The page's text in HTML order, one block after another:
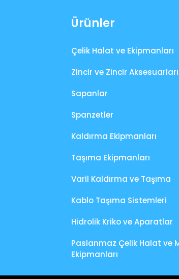
Ürünler
Çelik Halat ve Ekipmanları
Zincir ve Zincir Aksesuarları
Sapanlar
Spanzetler
Kaldırma Ekipmanları
Taşıma Ekipmanları
Varil Kaldırma ve Taşıma
Kablo Taşıma Sistemleri
Hidrolik Kriko ve Aparatlar
Paslanmaz Çelik Halat ve
Ekipmanları